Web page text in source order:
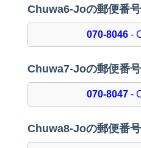
Chuwa6-Joの郵便番号
070-8046 -
Chuwa7-Joの郵便番号
070-8047 -
Chuwa8-Joの郵便番号